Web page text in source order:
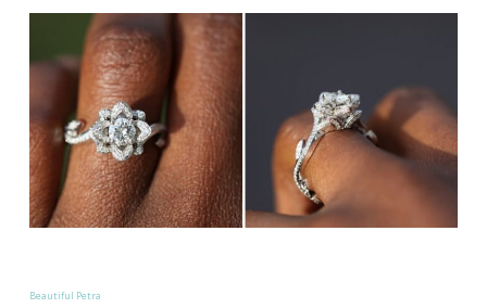
Beautiful Petra